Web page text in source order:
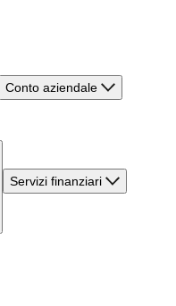
Conto aziendale
Servizi finanziari